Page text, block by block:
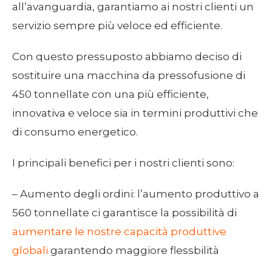
all’avanguardia, garantiamo ai nostri clienti un
servizio sempre più veloce ed efficiente.
Con questo pressuposto abbiamo deciso di
sostituire una macchina da pressofusione di
450 tonnellate con una più efficiente,
innovativa e veloce sia in termini produttivi che
di consumo energetico.
I principali benefici per i nostri clienti sono:
– Aumento degli ordini: l’aumento produttivo a
560 tonnellate ci garantisce la possibilità di
aumentare le nostre capacità produttive
globali garantendo maggiore flessbilità